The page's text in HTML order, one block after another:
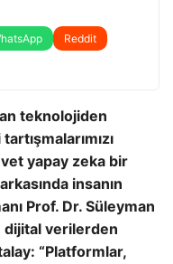
Reddit
teknolojiden
yapay zeka bir
insanın
Prof. Dr. Süleyman
dijital verilerden
“Platformlar,